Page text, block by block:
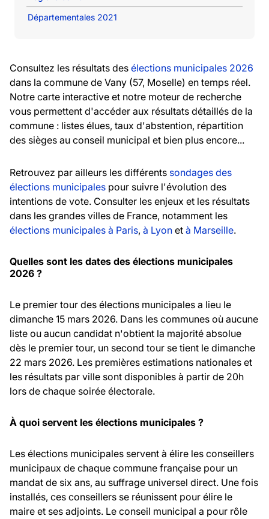
Départementales 2021
Consultez les résultats des élections municipales 2026
dans la commune de Vany (57, Moselle) en temps réel.
Notre carte interactive et notre moteur de recherche
vous permettent d'accéder aux résultats détaillés de la
commune : listes élues, taux d'abstention, répartition
des sièges au conseil municipal et bien plus encore...
Retrouvez par ailleurs les différents sondages des
élections municipales pour suivre l'évolution des
intentions de vote. Consulter les enjeux et les résultats
dans les grandes villes de France, notamment les
élections municipales à Paris, à Lyon et à Marseille.
Quelles sont les dates des élections municipales
2026 ?
Le premier tour des élections municipales a lieu le
dimanche 15 mars 2026. Dans les communes où aucune
liste ou aucun candidat n'obtient la majorité absolue
dès le premier tour, un second tour se tient le dimanche
22 mars 2026. Les premières estimations nationales et
les résultats par ville sont disponibles à partir de 20h
lors de chaque soirée électorale.
À quoi servent les élections municipales ?
Les élections municipales servent à élire les conseillers
municipaux de chaque commune française pour un
mandat de six ans, au suffrage universel direct. Une fois
installés, ces conseillers se réunissent pour élire le
maire et ses adjoints. Le conseil municipal a pour rôle